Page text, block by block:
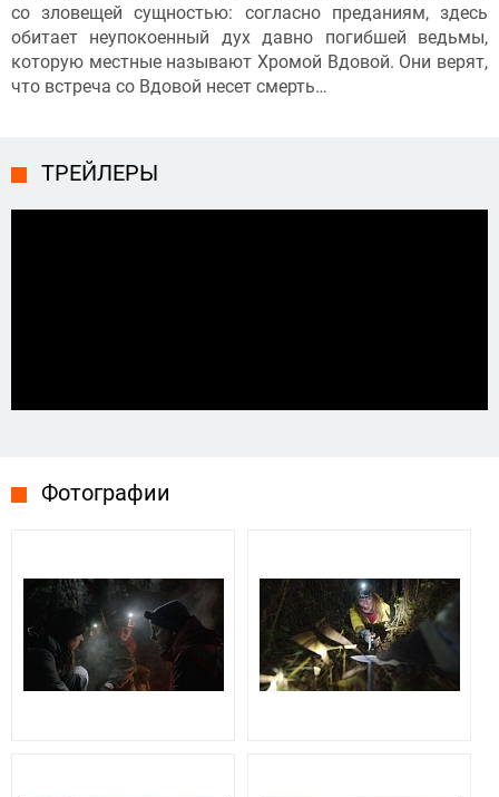
со зловещей сущностью: согласно преданиям, здесь
обитает неупокоенный дух давно погибшей ведьмы,
которую местные называют Хромой Вдовой. Они верят,
что встреча со Вдовой несет смерть…
ТРЕЙЛЕРЫ
Фотографии